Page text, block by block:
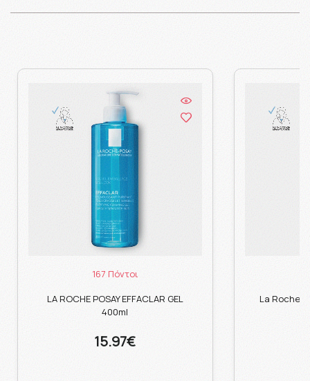
167 Πόντοι
LA ROCHE POSAY EFFACLAR GEL
400ml
15.97€
La Roche